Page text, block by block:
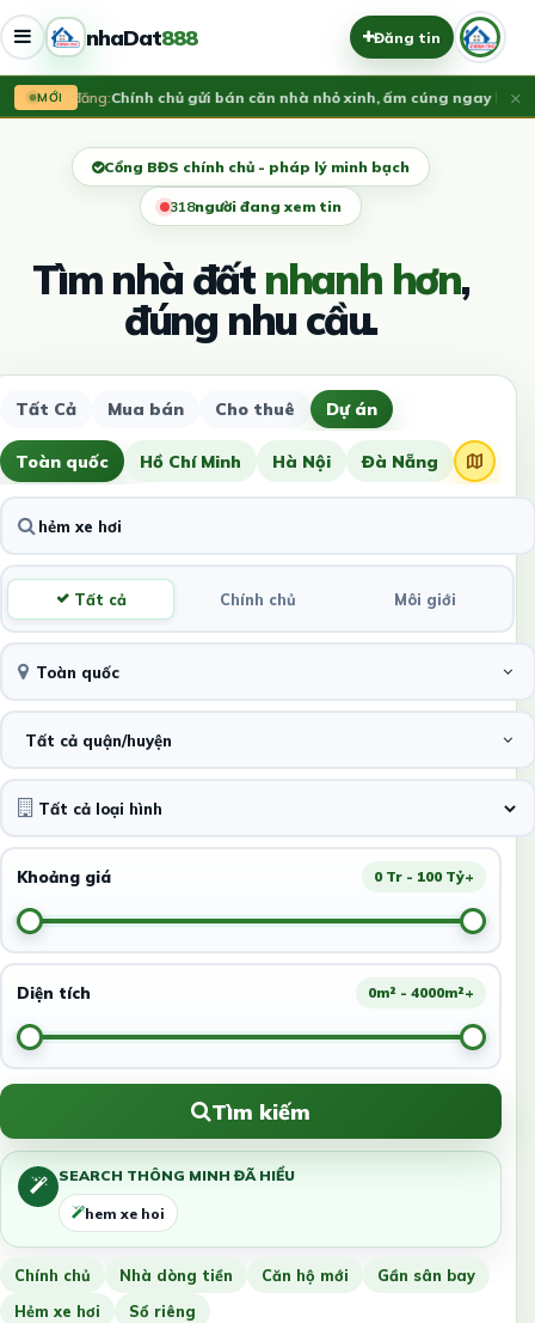
nhaDat888 Đăng tin
MỚI
Vừa đăng:​Chính chủ gửi bán căn nhà nhỏ xinh, ấm cúng ngay lõi ×
Cổng BĐS chính chủ - pháp lý minh bạch
320người đang xem tin
Tìm nhà đấtnhanh hơn,
đúng nhu cầu.
Tất Cả Mua bán Cho thuê Dự án
Toàn quốc Hồ Chí Minh Hà Nội Đà Nẵng
Tất cả Chính chủ Môi giới
Toàn quốc
Tất cả quận/huyện
Khoảng giá 0 Tr - 100 Tỷ+
Diện tích 0m² - 4000m²+
Tìm kiếm
SEARCH THÔNG MINH ĐÃ HIỂU
hem xe hoi
Chính chủ Nhà dòng tiền Căn hộ mới
Gần sân bay
Hẻm xe hơi
Sổ riêng